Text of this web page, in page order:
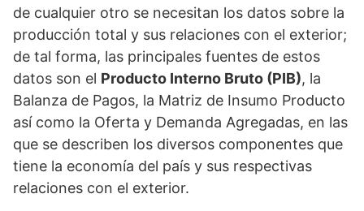
de cualquier otro se necesitan los datos sobre la
producción total y sus relaciones con el exterior;
de tal forma, las principales fuentes de estos
datos son el Producto Interno Bruto (PIB), la
Balanza de Pagos, la Matriz de Insumo Producto
así como la Oferta y Demanda Agregadas, en las
que se describen los diversos componentes que
tiene la economía del país y sus respectivas
relaciones con el exterior.